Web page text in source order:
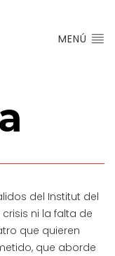
MENÚ
del Institut del
ni la falta de
que quieren
que aborde